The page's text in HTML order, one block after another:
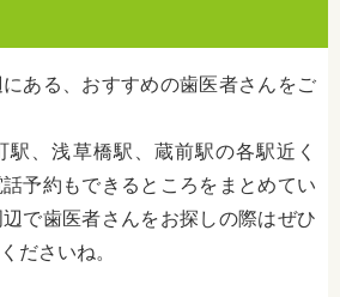
ある、おすすめの歯医者さんをご
駅、浅草橋駅、蔵前駅の各駅近く
予約もできるところをまとめてい
で歯医者さんをお探しの際はぜひ
ださいね。